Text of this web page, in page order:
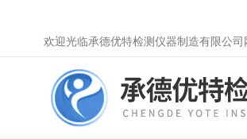
欢迎光临承德优特检测仪器制造有限公司